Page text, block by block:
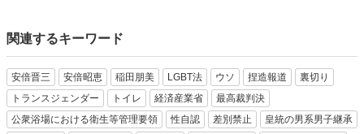
関連するキーワード
安倍晋三 安倍昭恵 稲田朋美 LGBT法 ウソ 捏造報道
裏切り
トランスジェンダー
トイレ 経済産業省
最高裁判決
公衆浴場における衛生等管理要領
性自認 差別禁止
皇統の男系男子継承